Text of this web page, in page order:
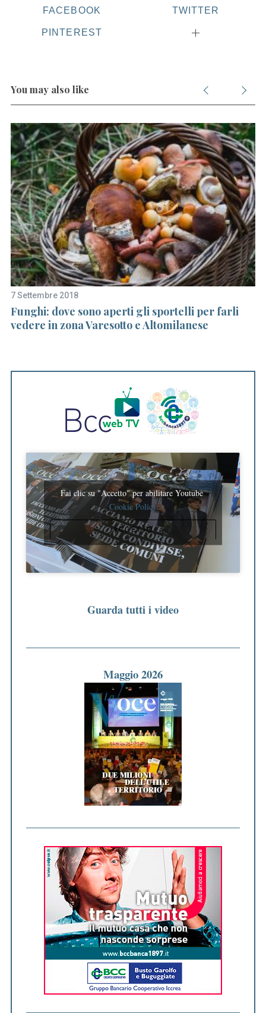
FACEBOOK TWITTER
PINTEREST
You may also like
7 Settembre 2018
Funghi: dove sono aperti gli sportelli per farli
vedere in zona Varesotto e Altomilanese
Fai clic su "Accetto" per abilitare Youtube
Cookie Policy
ACCETTO
Guarda tutti i video
Maggio 2026